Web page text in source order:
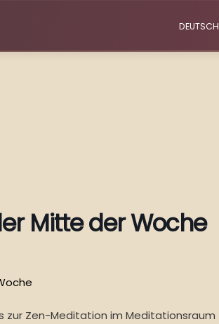
DEUTSCH
Mitte der Woche
zur Zen-Meditation im Meditationsraum